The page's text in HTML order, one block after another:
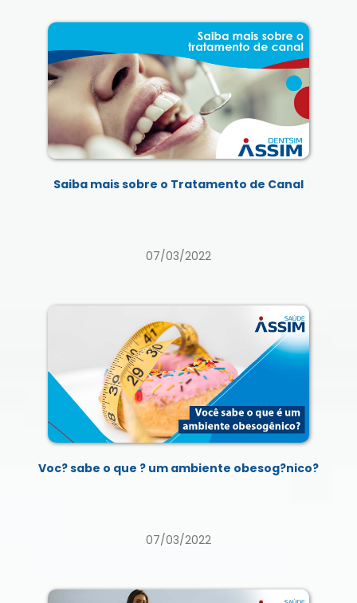
Saiba mais sobre o Tratamento de Canal
07/03/2022
Voc? sabe o que ? um ambiente obesog?nico?
07/03/2022